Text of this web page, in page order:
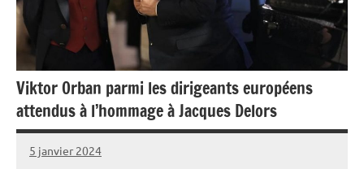
Viktor Orban parmi les dirigeants européens
attendus à l’hommage à Jacques Delors
5 janvier 2024
Admins